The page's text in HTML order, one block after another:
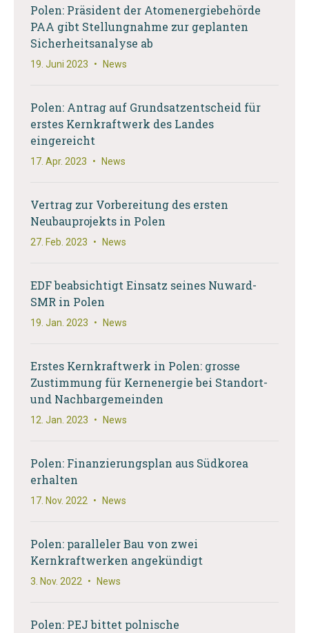
Polen: Präsident der Atomenergiebehörde
PAA gibt Stellungnahme zur geplanten
Sicherheitsanalyse ab
19. Juni 2023 • News
Polen: Antrag auf Grundsatzentscheid für
erstes Kernkraftwerk des Landes
eingereicht
17. Apr. 2023 • News
Vertrag zur Vorbereitung des ersten
Neubauprojekts in Polen
27. Feb. 2023 • News
EDF beabsichtigt Einsatz seines Nuward-
SMR in Polen
19. Jan. 2023 • News
Erstes Kernkraftwerk in Polen: grosse
Zustimmung für Kernenergie bei Standort-
und Nachbargemeinden
12. Jan. 2023 • News
Polen: Finanzierungsplan aus Südkorea
erhalten
17. Nov. 2022 • News
Polen: paralleler Bau von zwei
Kernkraftwerken angekündigt
3. Nov. 2022 • News
Polen: PEJ bittet polnische